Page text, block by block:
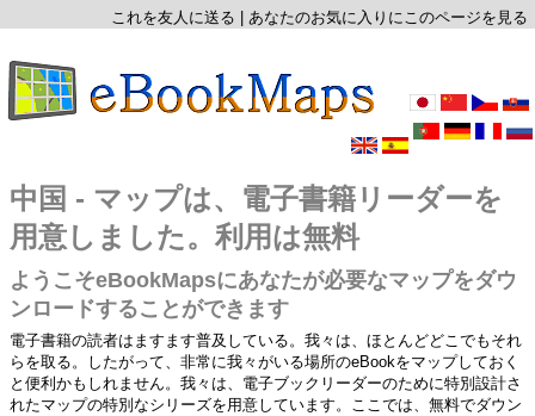
これを友人に送る あなたのお気に入りにこのページを見る
中国 - マップは、電子書籍リーダーを
用意しました。利用は無料
ようこそeBookMapsにあなたが必要なマップをダウ
ンロードすることができます
電子書籍の読者はますます普及している。我々は、ほとんどどこでもそれ
らを取る。したがって、非常に我々がいる場所のeBookをマップしておく
と便利かもしれません。我々は、電子ブックリーダーのために特別設計さ
れたマップの特別なシリーズを用意しています。ここでは、無料でダウン